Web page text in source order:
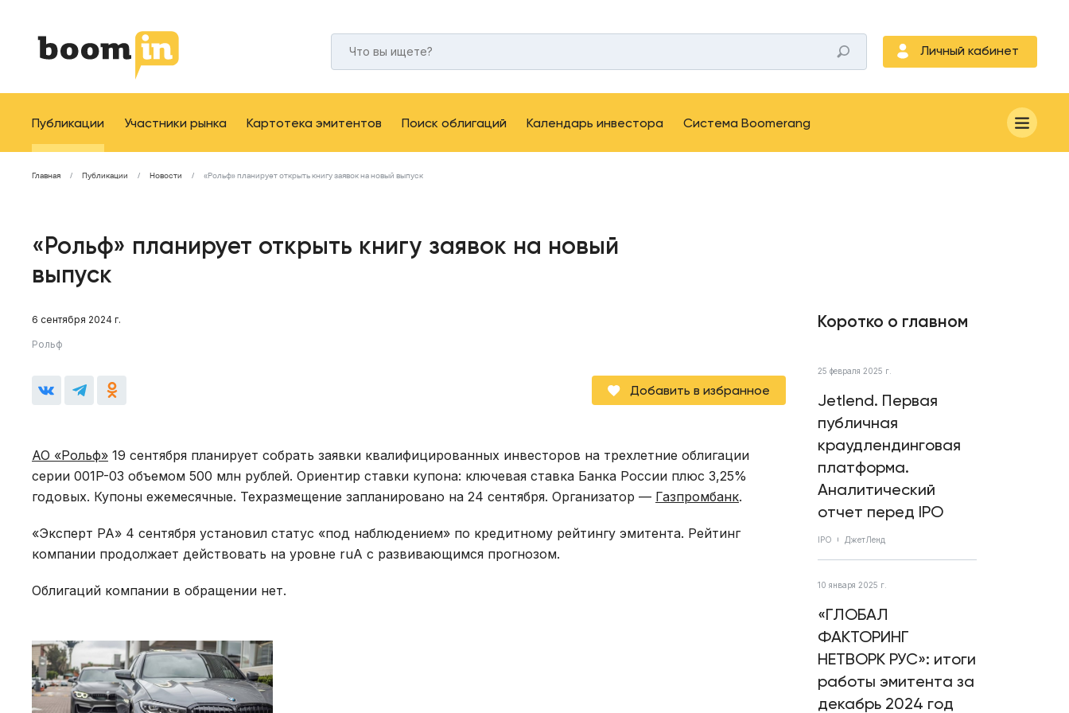
Личный кабинет
Публикации Участники рынка Картотека эмитентов Поиск облигаций Календарь инвестора Система Boomerang
Главная Публикации Новости «Рольф» планирует открыть книгу заявок на новый выпуск
«Рольф» планирует открыть книгу заявок на новый
выпуск
6 сентября 2024 г.
Рольф
Добавить в избранное
АО «Рольф» 19 сентября планирует собрать заявки квалифицированных инвесторов на трехлетние облигации
серии 001P-03 объемом 500 млн рублей. Ориентир ставки купона: ключевая ставка Банка России плюс 3,25%
годовых. Купоны ежемесячные. Техразмещение запланировано на 24 сентября. Организатор — Газпромбанк.
«Эксперт РА» 4 сентября установил статус «под наблюдением» по кредитному рейтингу эмитента. Рейтинг
компании продолжает действовать на уровне ruA с развивающимся прогнозом.
Облигаций компании в обращении нет.
Коротко о главном
25 февраля 2025 г.
Jetlend. Первая
публичная
краудлендинговая
платформа.
Аналитический
отчет перед IPO
IPO ДжетЛенд
10 января 2025 г.
«ГЛОБАЛ
ФАКТОРИНГ
НЕТВОРК РУС»: итоги
работы эмитента за
декабрь 2024 год